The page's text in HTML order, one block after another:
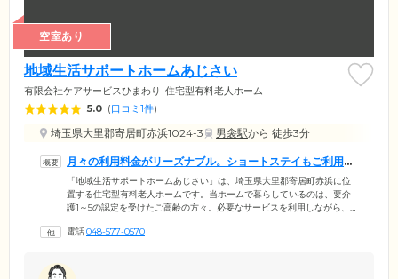
空室あり
地域生活サポートホームあじさい
有限会社ケアサービスひまわり 住宅型有料老人ホーム
5.0 (口コミ1件)
埼玉県大里郡寄居町赤浜1024-3 男衾駅から 徒歩3分
月々の利用料金がリーズナブル。ショートステイもご利用い
ただけます
「地域生活サポートホームあじさい」は、埼玉県大里郡寄居町赤浜に位
置する住宅型有料老人ホームです。当ホームで暮らしているのは、要介
護1～5の認定を受けたご高齢の方々。必要なサービスを利用しながら、
365日常駐。夜間の対応も迅速に行いますので、安心してお休みいただけ
電話048-577-0570